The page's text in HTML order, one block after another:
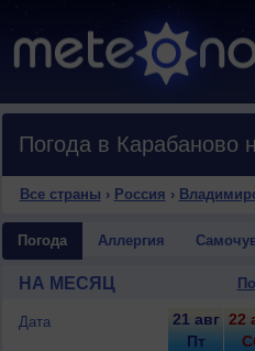
Погода в Карабаново
Все страны › Россия ›
Погода Аллергия
НА МЕСЯЦ
Дата
21 авг
Пт
22